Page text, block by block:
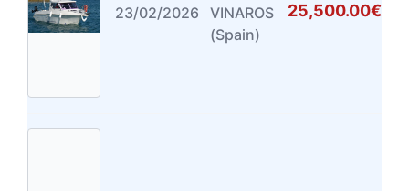
23/02/2026
VINAROS
(Spain)
25,500.00€